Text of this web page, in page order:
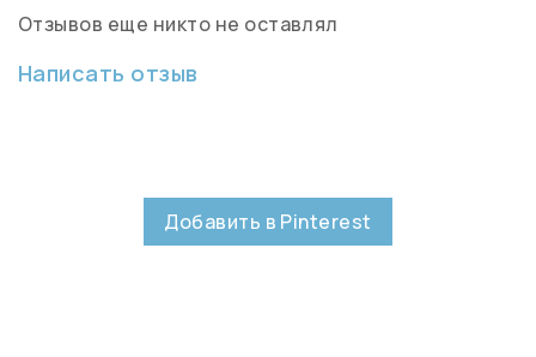
Отзывов еще никто не оставлял
Написать отзыв
Добавить в Pinterest